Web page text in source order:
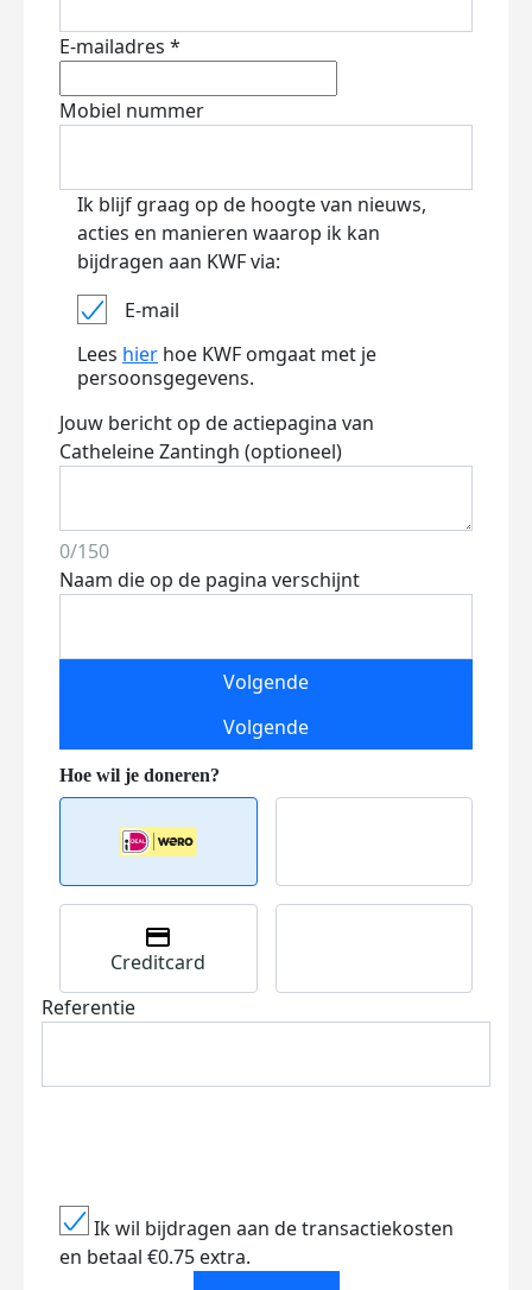
E-mailadres *
Mobiel nummer
Ik blijf graag op de hoogte van nieuws,
acties en manieren waarop ik kan
bijdragen aan KWF via:
E-mail
Lees hier hoe KWF omgaat met je
persoonsgegevens.
Jouw bericht op de actiepagina van
Catheleine Zantingh (optioneel)
0/150
Naam die op de pagina verschijnt
Volgende
Volgende
Creditcard
Referentie
Ik wil bijdragen aan de transactiekosten
en betaal €0.75 extra.